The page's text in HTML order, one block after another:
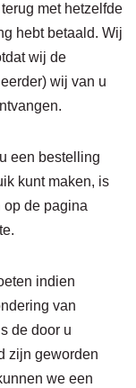
met hetzelfde
hebt betaald. Wij
wij de
wij van u
een bestelling
kunt maken, is
de pagina
indien
van
de door u
zijn geworden
we een